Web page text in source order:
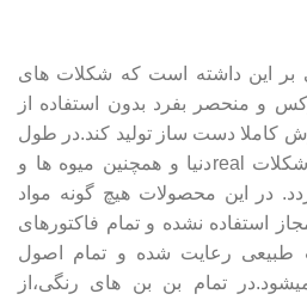
بر این داشته است که شکلات های
و منحصر بفرد بدون استفاده از
کاملا دست ساز تولید کند.در طول
فرایند تولید از مرغوبترین شکلات realدنیا و همچنین میوه ها و
در این محصولات هیچ گونه مواد
استفاده نشده و تمام فاکتورهای
طبیعی رعایت شده و تمام اصول
تمام بن بن های رنگی،از